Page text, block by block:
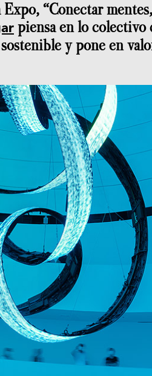
“Conectar
piensa en lo colectivo
y pone en